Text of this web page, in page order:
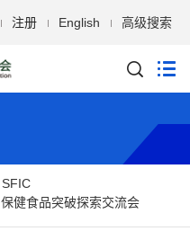
注册 English 高级搜索
SFIC
保健食品突破探索交流会